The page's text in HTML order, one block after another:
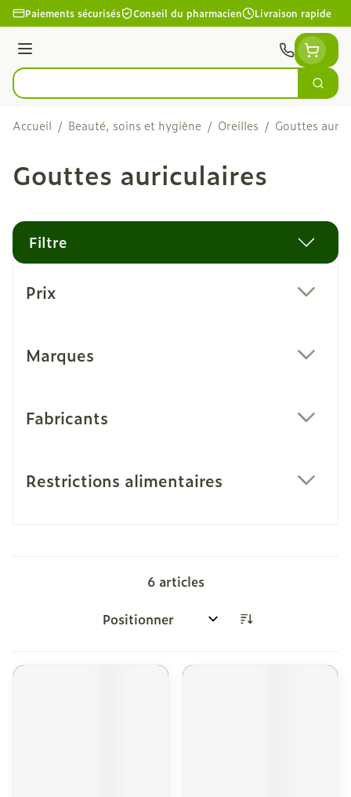
Aller au contenu
Paiements sécurisés Conseil du pharmacien Livraison rapide
Menu
Rechercher
Accueil / Beauté, soins et hygiène / Oreilles / Gouttes
Gouttes auriculaires
Filtre
Prix
Marques
Fabricants
Restrictions alimentaires
6articles
Trier par: